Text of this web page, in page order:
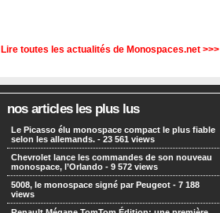
Lire toutes les actualités de Monospaces.net >>>
nos articles les plus lus
Le Picasso élu monospace compact le plus fiable
selon les allemands. - 23 561 views
Chevrolet lance les commandes de son nouveau
monospace, l’Orlando - 9 572 views
5008, le monospace signé par Peugeot - 7 188
views